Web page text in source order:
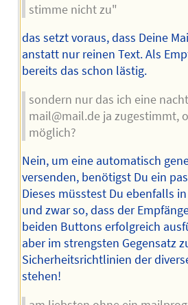
stimme nicht zu"
das setzt voraus, dass Deine
anstatt nur reinen Text. Als
bereits das schon lästig.
sondern nur das ich eine
mail@mail.de ja zugestimmt,
möglich?
Nein, um eine automatisch
versenden, benötigst Du ein
Dieses müsstest Du ebenfalls
und zwar so, dass der
beiden Buttons erfolgreich
aber im strengsten Gegensatz
Sicherheitsrichtlinien der
stehen!